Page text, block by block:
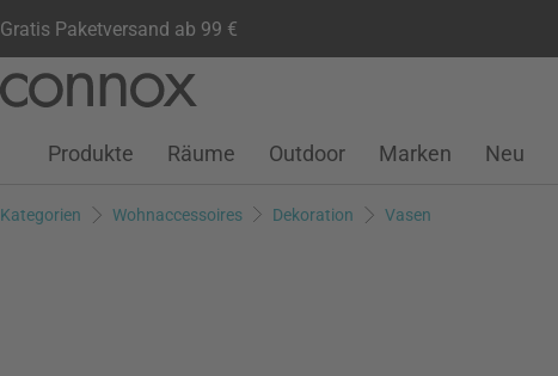
Gratis Paketversand ab 99 €
Seiteninhalt
Suchfeld
Kundenkonto
Wunschliste
Warenkorb
Produkte Räume Outdoor Marken Neu
Kategorien Wohnaccessoires Dekoration Vasen